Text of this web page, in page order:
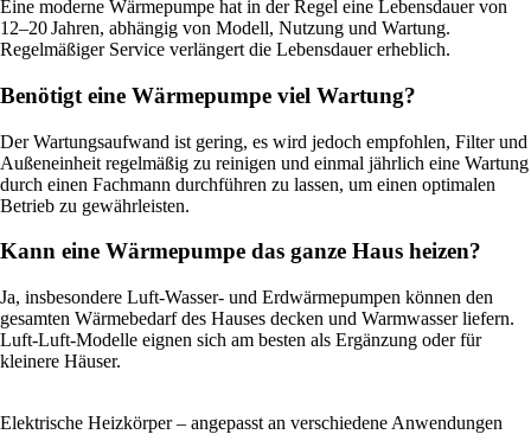
Eine moderne Wärmepumpe hat in der Regel eine Lebensdauer von
12–20 Jahren, abhängig von Modell, Nutzung und Wartung.
Regelmäßiger Service verlängert die Lebensdauer erheblich.
Benötigt eine Wärmepumpe viel Wartung?
Der Wartungsaufwand ist gering, es wird jedoch empfohlen, Filter und
Außeneinheit regelmäßig zu reinigen und einmal jährlich eine Wartung
durch einen Fachmann durchführen zu lassen, um einen optimalen
Betrieb zu gewährleisten.
Kann eine Wärmepumpe das ganze Haus heizen?
Ja, insbesondere Luft-Wasser- und Erdwärmepumpen können den
gesamten Wärmebedarf des Hauses decken und Warmwasser liefern.
Luft-Luft-Modelle eignen sich am besten als Ergänzung oder für
kleinere Häuser.
Elektrische Heizkörper – angepasst an verschiedene Anwendungen